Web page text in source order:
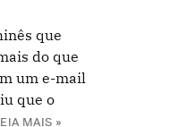
que
do que
um e-mail
que o
MAIS »